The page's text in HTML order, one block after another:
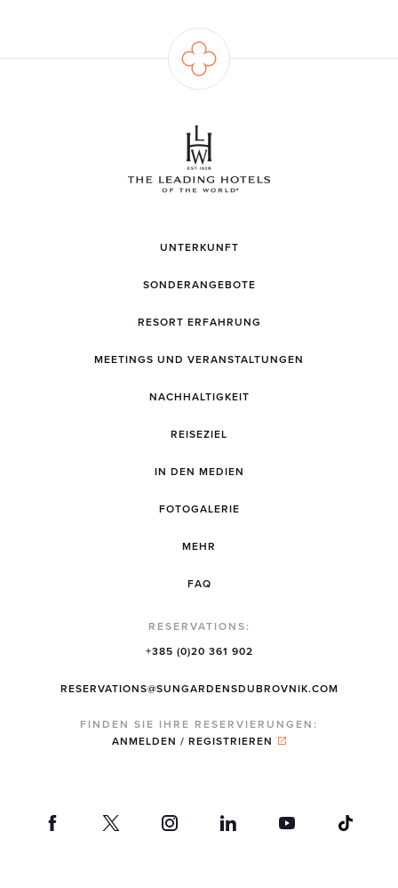
UNTERKUNFT
SONDERANGEBOTE
RESORT ERFAHRUNG
MEETINGS UND VERANSTALTUNGEN
NACHHALTIGKEIT
REISEZIEL
IN DEN MEDIEN
FOTOGALERIE
MEHR
FAQ
RESERVATIONS:
+385 (0)20 361 902
RESERVATIONS@SUNGARDENSDUBROVNIK.COM
FINDEN SIE IHRE RESERVIERUNGEN:
ANMELDEN / REGISTRIEREN